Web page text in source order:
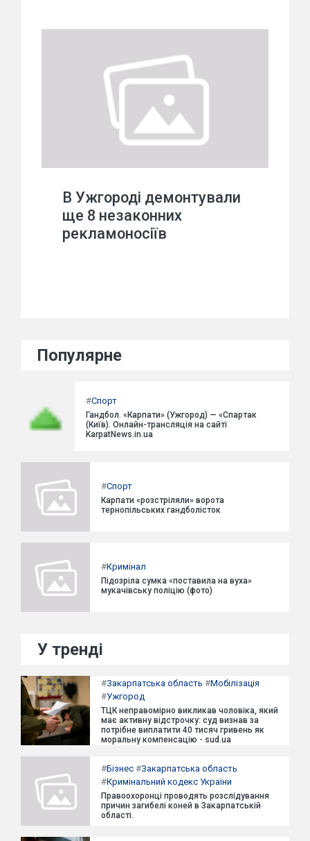
В Ужгороді демонтували
ще 8 незаконних
рекламоносіїв
Популярне
#Спорт
Гандбол. «Карпати» (Ужгород) — «Спартак
(Київ). Онлайн-трансляція на сайті
KarpatNews.in.ua
#Спорт
Карпати «розстріляли» ворота
тернопільських гандболісток
#Кримінал
Підозріла сумка «поставила на вуха»
мукачівську поліцію (фото)
У тренді
#Закарпатська область #Мобілізація
#Ужгород
ТЦК неправомірно викликав чоловіка, який
має активну відстрочку: суд визнав за
потрібне виплатити 40 тисяч гривень як
моральну компенсацію - sud.ua
#Бізнес #Закарпатська область
#Кримінальний кодекс України
Правоохоронці проводять розслідування
причин загибелі коней в Закарпатській
області.